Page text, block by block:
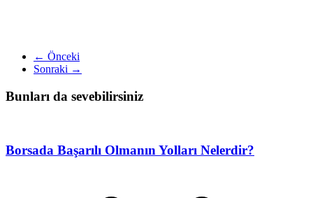
← Önceki
Sonraki →
Bunları da sevebilirsiniz
Borsada Başarılı Olmanın Yolları Nelerdir?